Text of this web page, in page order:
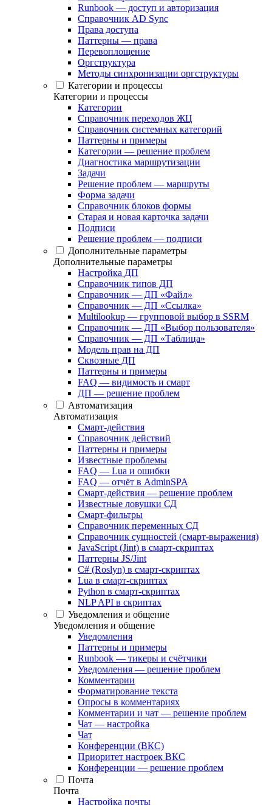
Runbook — доступ и авторизация
Справочник AD Sync
Права доступа
Паттерны — права
Перевоплощение
Оргструктура
Методы синхронизации оргструктуры
Категории и процессы
Категории и процессы
Категории
Справочник переходов ЖЦ
Справочник системных категорий
Паттерны и примеры
Категории — решение проблем
Диагностика маршрутизации
Задачи
Решение проблем — маршруты
Форма задачи
Справочник блоков формы
Старая и новая карточка задачи
Подписи
Решение проблем — подписи
Дополнительные параметры
Дополнительные параметры
Настройка ДП
Справочник типов ДП
Справочник — ДП «Файл»
Справочник — ДП «Ссылка»
Multilookup — групповой выбор в SSRM
Справочник — ДП «Выбор пользователя»
Справочник — ДП «Таблица»
Модель прав на ДП
Сквозные ДП
Паттерны и примеры
FAQ — видимость и смарт
ДП — решение проблем
Автоматизация
Автоматизация
Смарт-действия
Справочник действий
Паттерны и примеры
Известные проблемы
FAQ — Lua и ошибки
FAQ — отчёт в AdminSPA
Смарт-действия — решение проблем
Известные ловушки СД
Смарт-фильтры
Справочник переменных СД
Справочник сущностей (смарт-выражения)
JavaScript (Jint) в смарт-скриптах
Паттерны JS/Jint
C# (Roslyn) в смарт-скриптах
Lua в смарт-скриптах
Python в смарт-скриптах
NLP API в скриптах
Уведомления и общение
Уведомления и общение
Уведомления
Паттерны и примеры
Runbook — тикеры и счётчики
Уведомления — решение проблем
Комментарии
Форматирование текста
Опросы в комментариях
Комментарии и чат — решение проблем
Чат — настройка
Чат
Конференции (ВКС)
Приоритет настроек ВКС
Конференции — решение проблем
Почта
Почта
Настройка почты